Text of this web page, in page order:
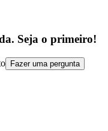
Seja o primeiro!
Fazer uma pergunta